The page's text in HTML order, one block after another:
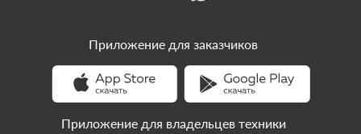
Приложение для заказчиков
Приложение для владельцев техники